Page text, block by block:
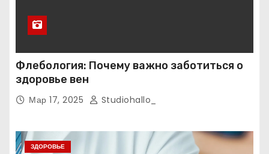
Флебология: Почему важно заботиться о
здоровье вен
Мар 17, 2025 Studiohallo_
ЗДОРОВЬЕ